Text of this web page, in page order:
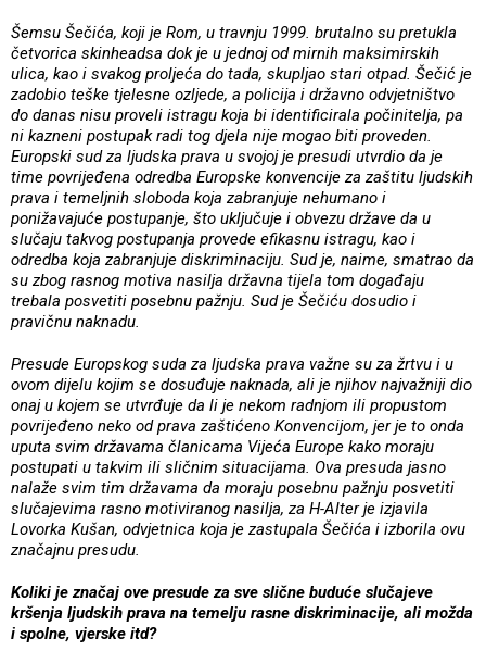
Šemsu Šečića, koji je Rom, u travnju 1999. brutalno su pretukla
četvorica skinheadsa dok je u jednoj od mirnih maksimirskih
ulica, kao i svakog proljeća do tada, skupljao stari otpad. Šečić je
zadobio teške tjelesne ozljede, a policija i državno odvjetništvo
do danas nisu proveli istragu koja bi identificirala počinitelja, pa
ni kazneni postupak radi tog djela nije mogao biti proveden.
Europski sud za ljudska prava u svojoj je presudi utvrdio da je
time povrijeđena odredba Europske konvencije za zaštitu ljudskih
prava i temeljnih sloboda koja zabranjuje nehumano i
ponižavajuće postupanje, što uključuje i obvezu države da u
slučaju takvog postupanja provede efikasnu istragu, kao i
odredba koja zabranjuje diskriminaciju. Sud je, naime, smatrao da
su zbog rasnog motiva nasilja državna tijela tom događaju
trebala posvetiti posebnu pažnju. Sud je Šečiću dosudio i
pravičnu naknadu.
Presude Europskog suda za ljudska prava važne su za žrtvu i u
ovom dijelu kojim se dosuđuje naknada, ali je njihov najvažniji dio
onaj u kojem se utvrđuje da li je nekom radnjom ili propustom
povrijeđeno neko od prava zaštićeno Konvencijom, jer je to onda
uputa svim državama članicama Vijeća Europe kako moraju
postupati u takvim ili sličnim situacijama. Ova presuda jasno
nalaže svim tim državama da moraju posebnu pažnju posvetiti
slučajevima rasno motiviranog nasilja, za H-Alter je izjavila
Lovorka Kušan, odvjetnica koja je zastupala Šečića i izborila ovu
značajnu presudu.
Koliki je značaj ove presude za sve slične buduće slučajeve
kršenja ljudskih prava na temelju rasne diskriminacije, ali možda
i spolne, vjerske itd?